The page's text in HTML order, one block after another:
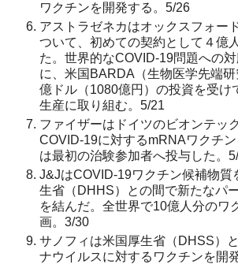
ワクチンを開発する。5/26
アストラゼネカはオックスフォー
ついて、初めての契約として４億
た。世界的なCOVID-19問題への
に、米国BARDA（生物医学先端
億ドル（1080億円）の投資を受け
生産に取り組む。5/21
ファイザーはドイツのビオンテッ
COVID-19に対するmRNAワクチ
は最初の治験参加者へ投与した。
J&JはCOVID-19ワクチン候補物質
生省（DHHS）との間で新たなパ
を結んだ。全世界で10億人分のワ
画。3/30
サノフィは米国厚生省（DHSS）
ナウイルスに対するワクチンを開